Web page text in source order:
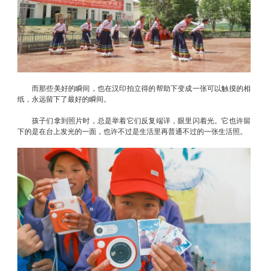
而那些美好的瞬间，也在汉印拍立得的帮助下变成一张可以触摸的相
纸，永远留下了最好的瞬间。
孩子们拿到照片时，总是举着它们反复端详，眼里闪着光。它也许留
下的是在台上发光的一面，也许不过是生活里再普通不过的一张生活照。